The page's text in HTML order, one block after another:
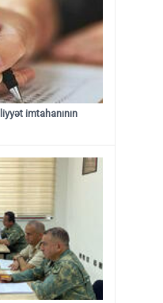
imtahanının